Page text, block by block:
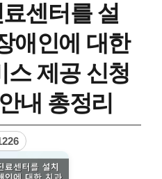
센터를 설
애인에 대한
스 제공 신청
내 총정리